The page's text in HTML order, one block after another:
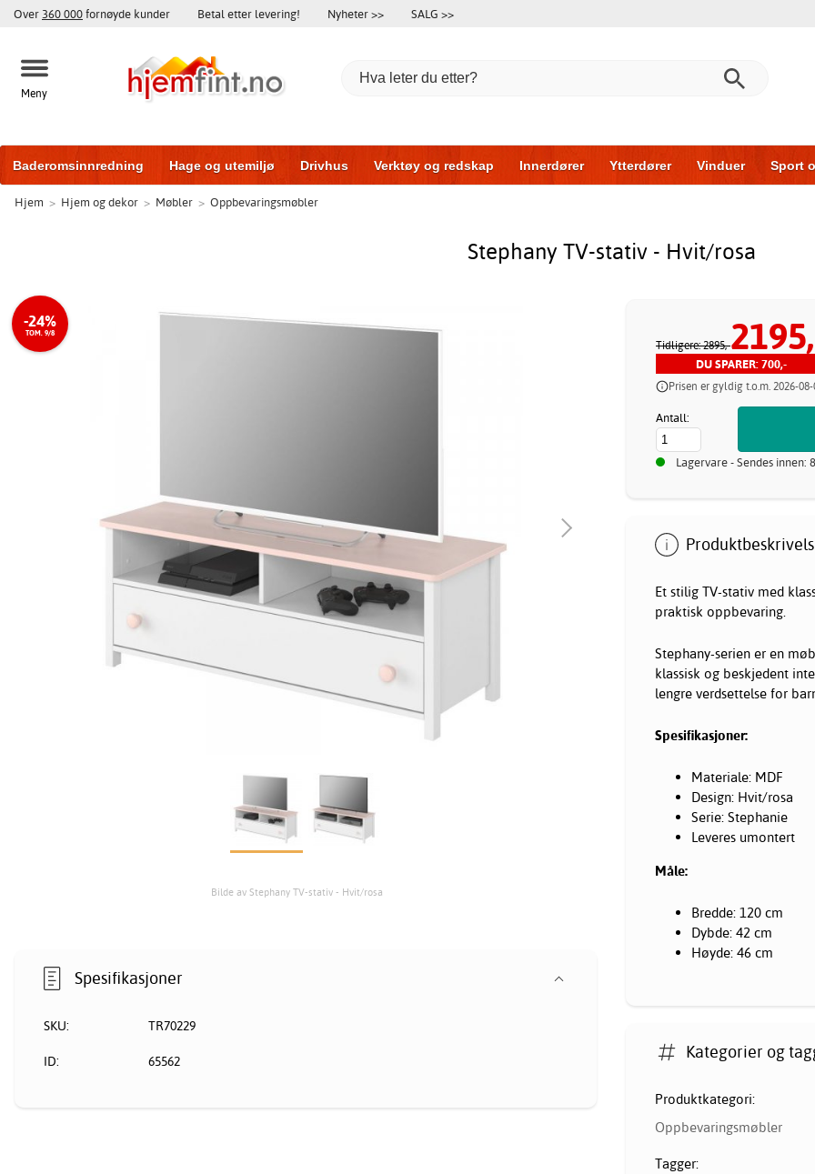
Over 360 000fornøyde kunder Betal etter levering! Nyheter >> SALG >>
Meny
Baderomsinnredning Hage og utemiljø Drivhus Verktøy og redskap Innerdører Ytterdører Vinduer Sport
Hytter og friggeboder Hjem og innredning
Hjem > Hjem og dekor > Møbler > Oppbevaringsmøbler
Stephany TV-stativ - Hvit/rosa
-24%
TOM. 9/8
Bilde av Stephany TV-stativ - Hvit/rosa
Tidligere: 2895,-
DU SPARER: 700,-
Prisen er gyldig t.o.m. 2026-08-
Antall:
Lagervare - Sendes innen:
Et stilig TV-stativ med
praktisk oppbevaring.
Stephany-serien er en
klassisk og beskjedent
lengre verdsettelse for
Spesifikasjoner:
Materiale: MDF
Design: Hvit/rosa
Serie: Stephanie
Leveres umontert
Måle:
Bredde: 120 cm
Dybde: 42 cm
Høyde: 46 cm
Spesifikasjoner
SKU: TR70229
ID: 65562 Kategorier og
Produktkategori:
Oppbevaringsmøbler
Tagger: